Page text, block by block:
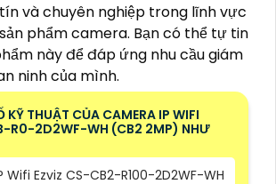
và chuyên nghiệp trong lĩnh vực
phẩm camera. Bạn có thể tự tin
này để đáp ứng nhu cầu giám
ninh của mình.
KỸ THUẬT CỦA CAMERA IP WIFI
R0-2D2WF-WH (CB2 2MP) NHƯ
Wifi Ezviz CS-CB2-R100-2D2WF-WH